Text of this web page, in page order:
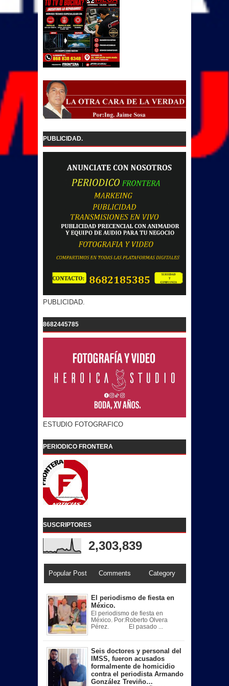
PUBLICIDAD.
PUBLICIDAD.
8682445785
ESTUDIO FOTOGRAFICO
PERIODICO FRONTERA
SUSCRIPTORES
2,303,839
Popular Post Comments Category
El periodismo de fiesta en
México.
El periodismo de fiesta en
México. Por:Roberto Olvera
Pérez. El pasado ...
Seis doctores y personal del
IMSS, fueron acusados
formalmente de homicidio
contra el periodista Armando
González Treviño…